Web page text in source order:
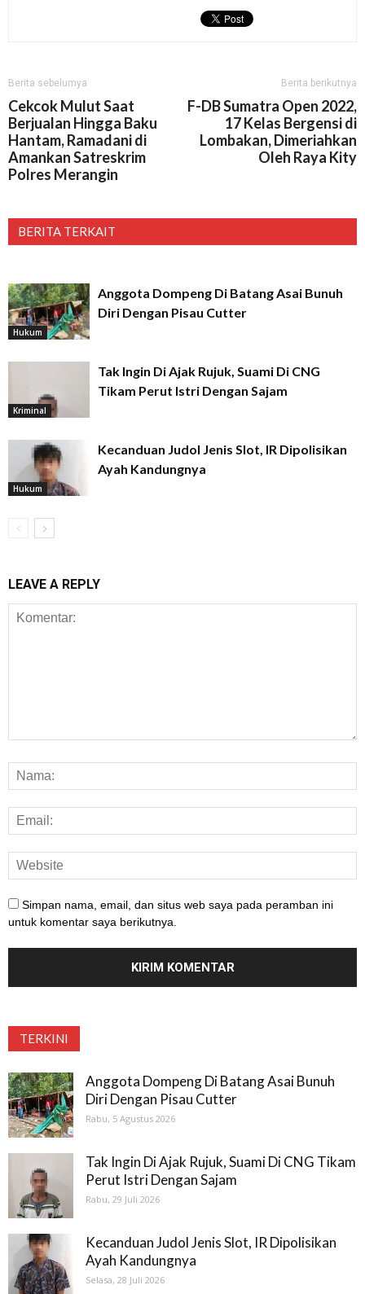
Berita sebelumya
Cekcok Mulut Saat
Berjualan Hingga Baku
Hantam, Ramadani di
Amankan Satreskrim
Polres Merangin
Berita berikutnya
F-DB Sumatra Open 2022,
17 Kelas Bergensi di
Lombakan, Dimeriahkan
Oleh Raya Kity
BERITA TERKAIT
Hukum
Anggota Dompeng Di Batang Asai Bunuh
Diri Dengan Pisau Cutter
Kriminal
Tak Ingin Di Ajak Rujuk, Suami Di CNG
Tikam Perut Istri Dengan Sajam
Hukum
Kecanduan Judol Jenis Slot, IR Dipolisikan
Ayah Kandungnya
LEAVE A REPLY
Simpan nama, email, dan situs web saya pada peramban ini
untuk komentar saya berikutnya.
TERKINI
Anggota Dompeng Di Batang Asai Bunuh
Diri Dengan Pisau Cutter
Rabu, 5 Agustus 2026
Tak Ingin Di Ajak Rujuk, Suami Di CNG Tikam
Perut Istri Dengan Sajam
Rabu, 29 Juli 2026
Kecanduan Judol Jenis Slot, IR Dipolisikan
Ayah Kandungnya
Selasa, 28 Juli 2026